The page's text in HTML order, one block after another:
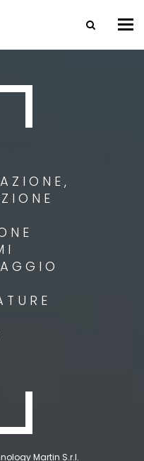
Martin S.r.l.